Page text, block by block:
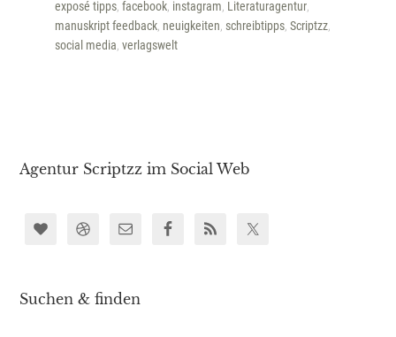
exposé tipps ,facebook instagram Literaturagentur
manuskript feedback neuigkeiten schreibtipps ,Scriptzz
social media ,verlagswelt
Agentur Scriptzz im Social Web
Suchen & finden